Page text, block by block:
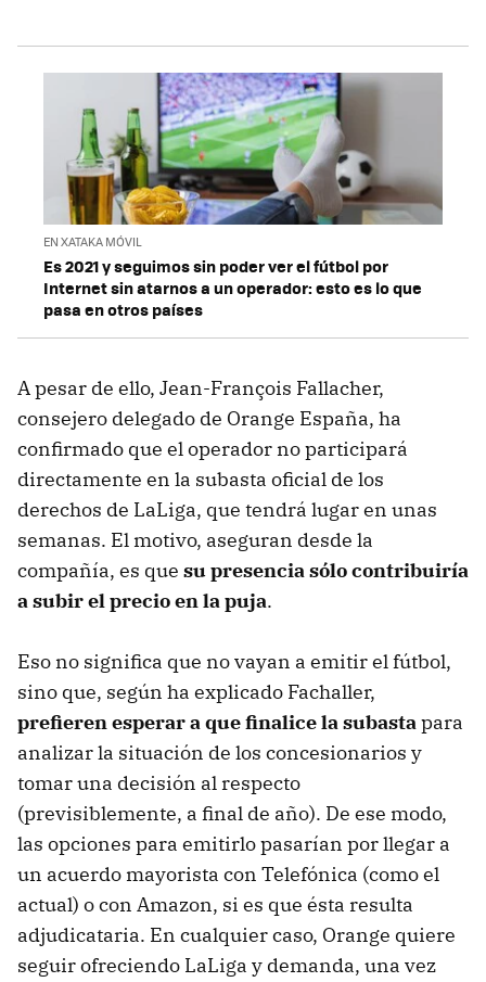
EN XATAKA MÓVIL
Es 2021 y seguimos sin poder ver el fútbol por
Internet sin atarnos a un operador: esto es lo que
pasa en otros países
A pesar de ello, Jean-François Fallacher,
consejero delegado de Orange España, ha
confirmado que el operador no participará
directamente en la subasta oficial de los
derechos de LaLiga, que tendrá lugar en unas
semanas. El motivo, aseguran desde la
compañía, es que su presencia sólo contribuiría
a subir el precio en la puja.
Eso no significa que no vayan a emitir el fútbol,
sino que, según ha explicado Fachaller,
prefieren esperar a que finalice la subastapara
analizar la situación de los concesionarios y
tomar una decisión al respecto
(previsiblemente, a final de año). De ese modo,
las opciones para emitirlo pasarían por llegar a
un acuerdo mayorista con Telefónica (como el
actual) o con Amazon, si es que ésta resulta
adjudicataria. En cualquier caso, Orange quiere
seguir ofreciendo LaLiga y demanda, una vez